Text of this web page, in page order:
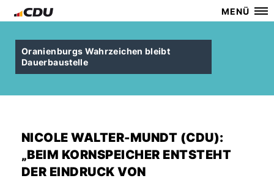
MENÜ
Oranienburgs Wahrzeichen bleibt
Dauerbaustelle
NICOLE WALTER-MUNDT (CDU):
BEIM KORNSPEICHER ENTSTEHT
DER EINDRUCK VON